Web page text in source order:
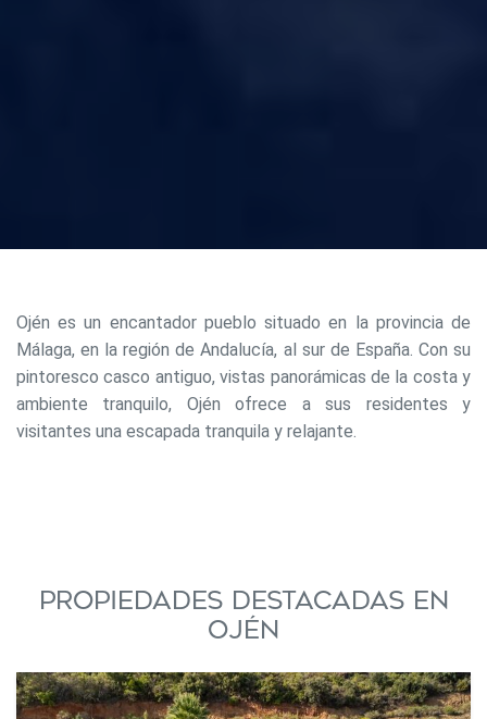
Ojén es un encantador pueblo situado en la provincia de
Málaga, en la región de Andalucía, al sur de España. Con su
pintoresco casco antiguo, vistas panorámicas de la costa y
ambiente tranquilo, Ojén ofrece a sus residentes y
visitantes una escapada tranquila y relajante.
Propiedades destacadas en
Ojén